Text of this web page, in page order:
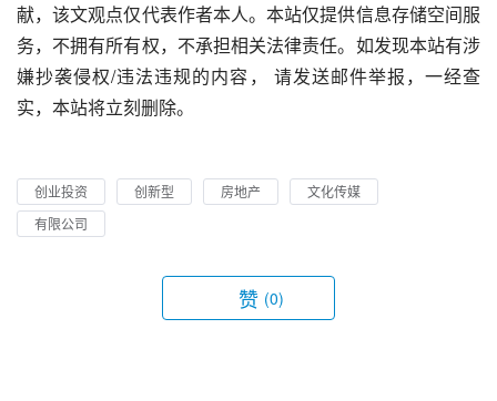
献，该文观点仅代表作者本人。本站仅提供信息存储空间服
务，不拥有所有权，不承担相关法律责任。如发现本站有涉
嫌抄袭侵权/违法违规的内容， 请发送邮件举报，一经查
实，本站将立刻删除。
创业投资 创新型 房地产
文化传媒
有限公司
赞 (0)